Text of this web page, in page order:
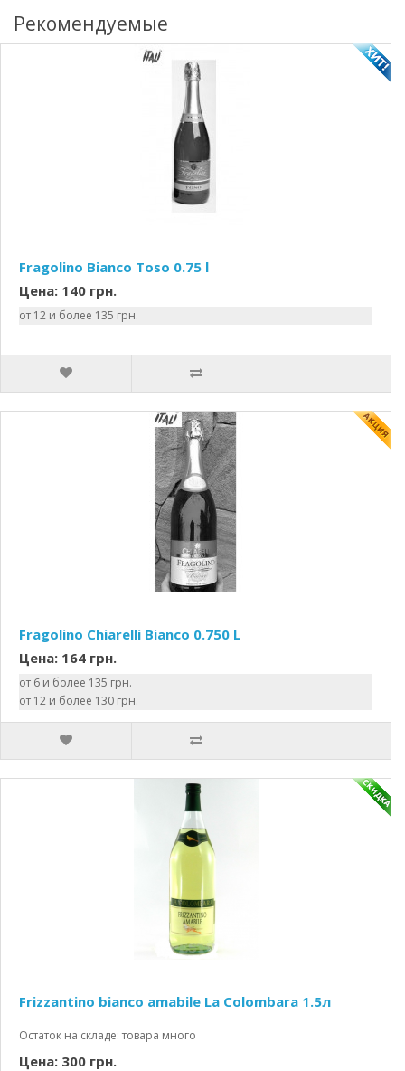
Рекомендуемые
Fragolino Bianco Toso 0.75 l
Цена: 140 грн.
от 12 и более 135 грн.
Fragolino Chiarelli Bianco 0.750 L
Цена: 164 грн.
от 6 и более 135 грн.
от 12 и более 130 грн.
Frizzantino bianco amabile La Colombara 1.5л
Остаток на складе: товара много
Цена: 300 грн.